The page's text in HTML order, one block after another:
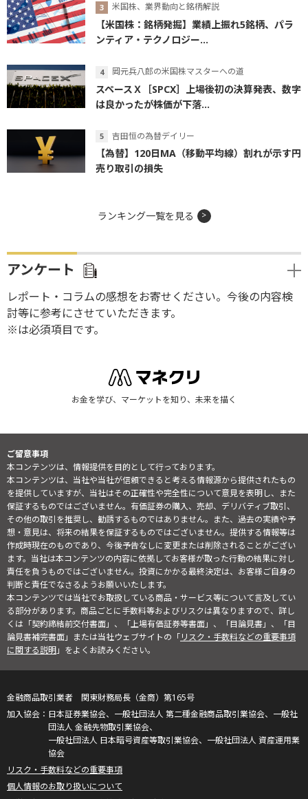
米国株、業界動向と銘柄解説
【米国株：銘柄発掘】業績上振れ5銘柄、パラ
ンティア・テクノロジー...
岡元兵八郎の米国株マスターへの道
スペースＸ［SPCX］上場後初の決算発表、数字
は良かったが株価が下落...
吉田恒の為替デイリー
【為替】120日MA（移動平均線）割れが示す円
売り取引の損失
ランキング一覧を見る
アンケート
レポート・コラムの感想をお寄せください。今後の内容検
討等に参考にさせていただきます。
※は必須項目です。
お金を学び、マーケットを知り、未来を描く
ご留意事項
本コンテンツは、情報提供を目的として行っております。
本コンテンツは、当社や当社が信頼できると考える情報源から提供されたもの
を提供していますが、当社はその正確性や完全性について意見を表明し、また
保証するものではございません。有価証券の購入、売却、デリバティブ取引、
その他の取引を推奨し、勧誘するものではありません。また、過去の実績や予
想・意見は、将来の結果を保証するものではございません。提供する情報等は
作成時現在のものであり、今後予告なしに変更または削除されることがござい
ます。当社は本コンテンツの内容に依拠してお客様が取った行動の結果に対し
責任を負うものではございません。投資にかかる最終決定は、お客様ご自身の
判断と責任でなさるようお願いいたします。
本コンテンツでは当社でお取扱している商品・サービス等について言及してい
る部分があります。商品ごとに手数料等およびリスクは異なりますので、詳し
くは「契約締結前交付書面」、「上場有価証券等書面」、「目論見書」、「目
論見書補完書面」または当社ウェブサイトの「リスク・手数料などの重要事項
に関する説明」をよくお読みください。
金融商品取引業者 関東財務局長（金商）第165号
日本証券業協会、一般社団法人 第二種金融商品取引業協会、一般社
団法人 金融先物取引業協会、
一般社団法人 日本暗号資産等取引業協会、一般社団法人 資産運用業
協会
リスク・手数料などの重要事項
個人情報のお取り扱いについて